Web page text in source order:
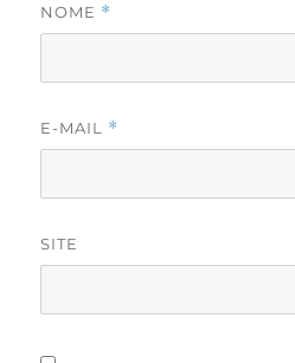
NOME *
E-MAIL *
SITE